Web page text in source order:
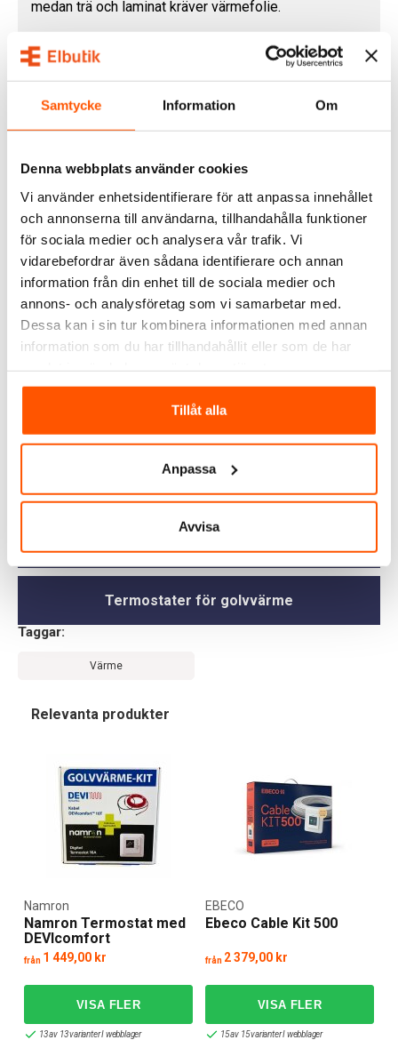
Samtycke Information Om
Denna webbplats använder cookies
Vi använder enhetsidentifierare för att anpassa innehållet
och annonserna till användarna, tillhandahålla funktioner
för sociala medier och analysera vår trafik. Vi
vidarebefordrar även sådana identifierare och annan
information från din enhet till de sociala medier och
annons- och analysföretag som vi samarbetar med.
Dessa kan i sin tur kombinera informationen med annan
information som du har tillhandahållit eller som de har
Tillåt alla
Anpassa
Avvisa
medan trä och laminat kräver värmefolie.
I de flesta hem räcker det med 2–3 grader över
Hos Elbutik hittar du kompletta system och tillbehör från
marknadens ledande tillverkare:
smidiga kabelkit och termostater
populär värmekabel och DEVIreg
Upptäck våra kategorier
Värmekabel
Termostater för golvvärme
Taggar:
Värme
Relevanta produkter
Namron Termostat med
DEVIcomfort
Värmekabel 10T
Namron
från 1 449,00 kr
13 av 13 varianter I webblager
Ebeco Cable Kit 500
EBECO
från 2 379,00 kr
15 av 15 varianter I webblager